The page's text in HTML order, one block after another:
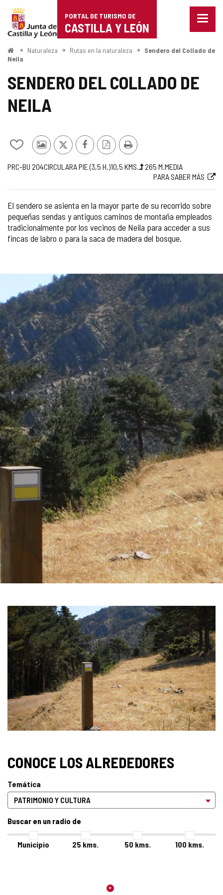
Portal
de
Turismo
de
Castilla
PORTAL DE TURISMO DE
CASTILLA Y LEÓN
Menu
InicioNaturaleza Rutas en la naturaleza
Sendero del Collado de
Neila
SENDERO DEL COLLADO DE
NEILA
Añadir/quitar
mis
Fotos
otros
X FacebookVersiónImprimir
Código
la
PRC-BU 204
Trayecto CIRCULAR
Medio A PIE (3,5 H. )
Longitud 10,5 KMS.
Desnivel
(m)
265 M.
Dificultad
la
MEDIA
Enlace
web
PARA SABER MÁS
El sendero se asienta en la mayor parte de su recorrido sobre
pequeñas sendas y antiguos caminos de montaña empleados
tradicionalmente por los vecinos de Neila para acceder a sus
fincas de labro o para la saca de madera del bosque.
GALERÍA
DE
IMÁGENES
GALERÍA
DE
IMÁGENES
CONOCE LOS ALREDEDORES
Temática
Buscar en un radio de
Municipio 25 kms. 50 kms. 100 kms.